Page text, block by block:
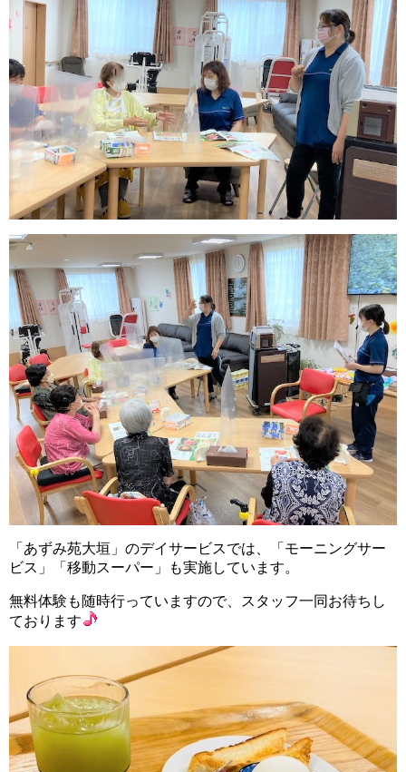
「あずみ苑大垣」のデイサービスでは、「モーニングサー
ビス」「移動スーパー」も実施しています。
無料体験も随時行っていますので、スタッフ一同お待ちし
ております